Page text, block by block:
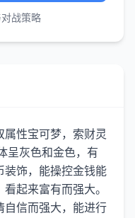
战策略
性宝可梦，索财灵
呈灰色和金色，有
装饰，能操控金钱能
起来富有而强大。
自信而强大，能进行